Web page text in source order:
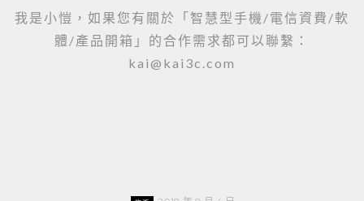
我是小愷，如果您有關於「智慧型手機/電信資費/軟
體/產品開箱」的合作需求都可以聯繫：
kai@kai3c.com